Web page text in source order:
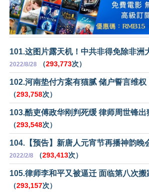
101.这图片露天机！中共非得免除非洲
2022/8/28 （293,773次）
102.河南垫付方案有猫腻 储户誓言维权
（293,758次）
103.酷吏傅政华刚判死缓 律师周世锋出
（293,548次）
104.【预告】新唐人元宵节再播神韵晚
2022/2/8 （293,413次）
105.律师李和平又被逼迁 面临第八次搬
（293,157次）